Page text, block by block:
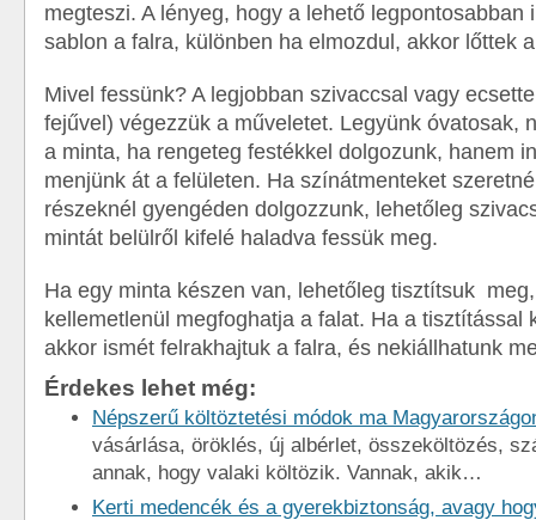
megteszi. A lényeg, hogy a lehető legpontosabban
sablon a falra, különben ha elmozdul, akkor lőttek
Mivel fessünk? A legjobban szivaccsal vagy
fejűvel) végezzük a műveletet. Legyünk óvatosak,
a minta, ha rengeteg festékkel dolgozunk, hanem
menjünk át a felületen. Ha színátmenteket
részeknél gyengéden dolgozzunk, lehetőleg
mintát belülről kifelé haladva fessük meg.
Ha egy minta készen van, lehetőleg tisztítsuk
kellemetlenül megfoghatja a falat. Ha a tisztítással
akkor ismét felrakhajtuk a falra, és nekiállhatunk
Érdekes lehet még:
Népszerű költöztetési módok ma
vásárlása, öröklés, új albérlet, összeköltözés,
annak, hogy valaki költözik. Vannak, akik…
Kerti medencék és a gyerekbiztonság, avagy